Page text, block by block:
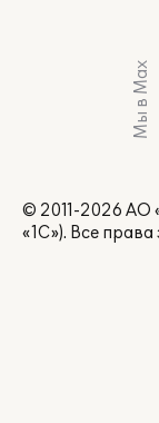
Мы в Max
© 2011-2026 АО
«1С»). Все